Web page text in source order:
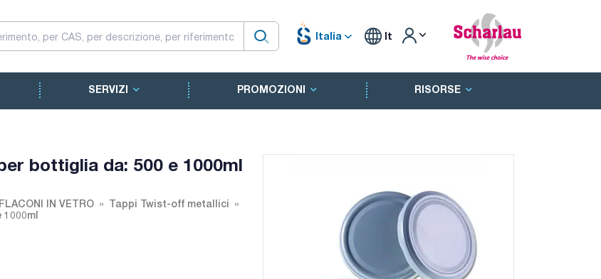
Italia It
SERVIZI PROMOZIONI RISORSE
bottiglia da: 500 e 1000ml
IN VETRO
Tappi Twist-off metallici